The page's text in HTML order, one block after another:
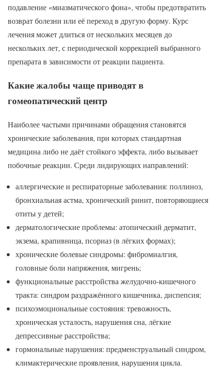
подавление «миазматического фона», чтобы предотвратить
возврат болезни или её переход в другую форму. Курс
лечения может длиться от нескольких месяцев до
нескольких лет, с периодической коррекцией выбранного
препарата в зависимости от реакции пациента.
Какие жалобы чаще приводят в
гомеопатический центр
Наиболее частыми причинами обращения становятся
хронические заболевания, при которых стандартная
медицина либо не даёт стойкого эффекта, либо вызывает
побочные реакции. Среди лидирующих направлений:
аллергические и респираторные заболевания: поллиноз,
бронхиальная астма, хронический ринит, повторяющиеся
отиты у детей;
дерматологические проблемы: атопический дерматит,
экзема, крапивница, псориаз (в лёгких формах);
хронические болевые синдромы: фибромиалгия,
головные боли напряжения, мигрень;
функциональные расстройства желудочно-кишечного
тракта: синдром раздражённого кишечника, диспепсия;
психоэмоциональные состояния: тревожность,
хроническая усталость, нарушения сна, лёгкие
депрессивные расстройства;
гормональные нарушения: предменструальный синдром,
климактерические проявления, нарушения цикла.